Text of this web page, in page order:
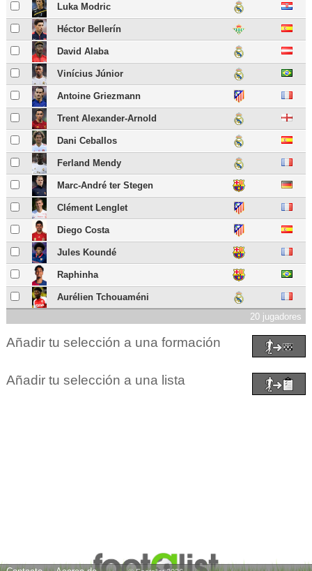
Luka Modric
Héctor Bellerín
David Alaba
Vinícius Júnior
Antoine Griezmann
Trent Alexander-Arnold
Dani Ceballos
Ferland Mendy
Marc-André ter Stegen
Clément Lenglet
Diego Costa
Jules Koundé
Raphinha
Aurélien Tchouaméni
20 jugadores
Añadir tu selección a una formación
Añadir tu selección a una lista